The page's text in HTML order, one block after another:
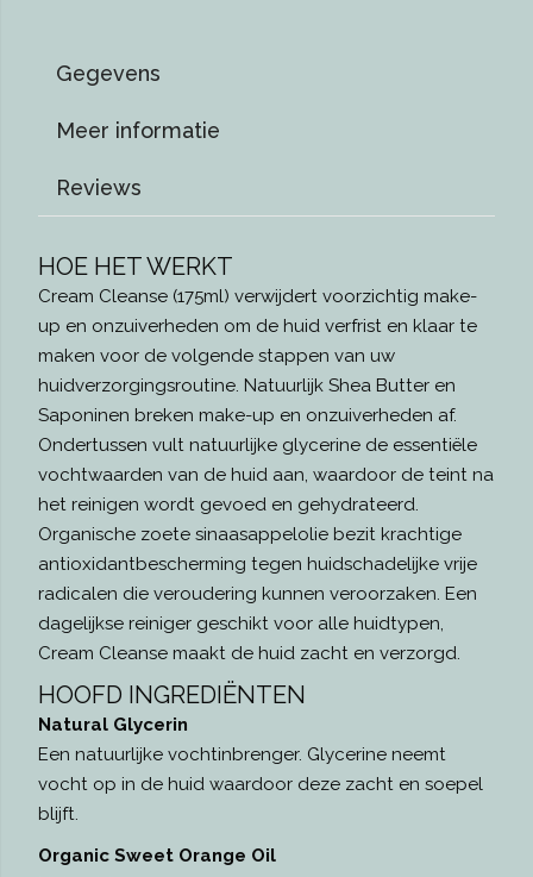
Gegevens
Meer informatie
Reviews
HOE HET WERKT
Cream Cleanse (175ml) verwijdert voorzichtig make-
up en onzuiverheden om de huid verfrist en klaar te
maken voor de volgende stappen van uw
huidverzorgingsroutine. Natuurlijk Shea Butter en
Saponinen breken make-up en onzuiverheden af.
Ondertussen vult natuurlijke glycerine de essentiële
vochtwaarden van de huid aan, waardoor de teint na
het reinigen wordt gevoed en gehydrateerd.
Organische zoete sinaasappelolie bezit krachtige
antioxidantbescherming tegen huidschadelijke vrije
radicalen die veroudering kunnen veroorzaken. Een
dagelijkse reiniger geschikt voor alle huidtypen,
Cream Cleanse maakt de huid zacht en verzorgd.
HOOFD INGREDIËNTEN
Natural Glycerin
Een natuurlijke vochtinbrenger. Glycerine neemt
vocht op in de huid waardoor deze zacht en soepel
blijft.
Organic Sweet Orange Oil